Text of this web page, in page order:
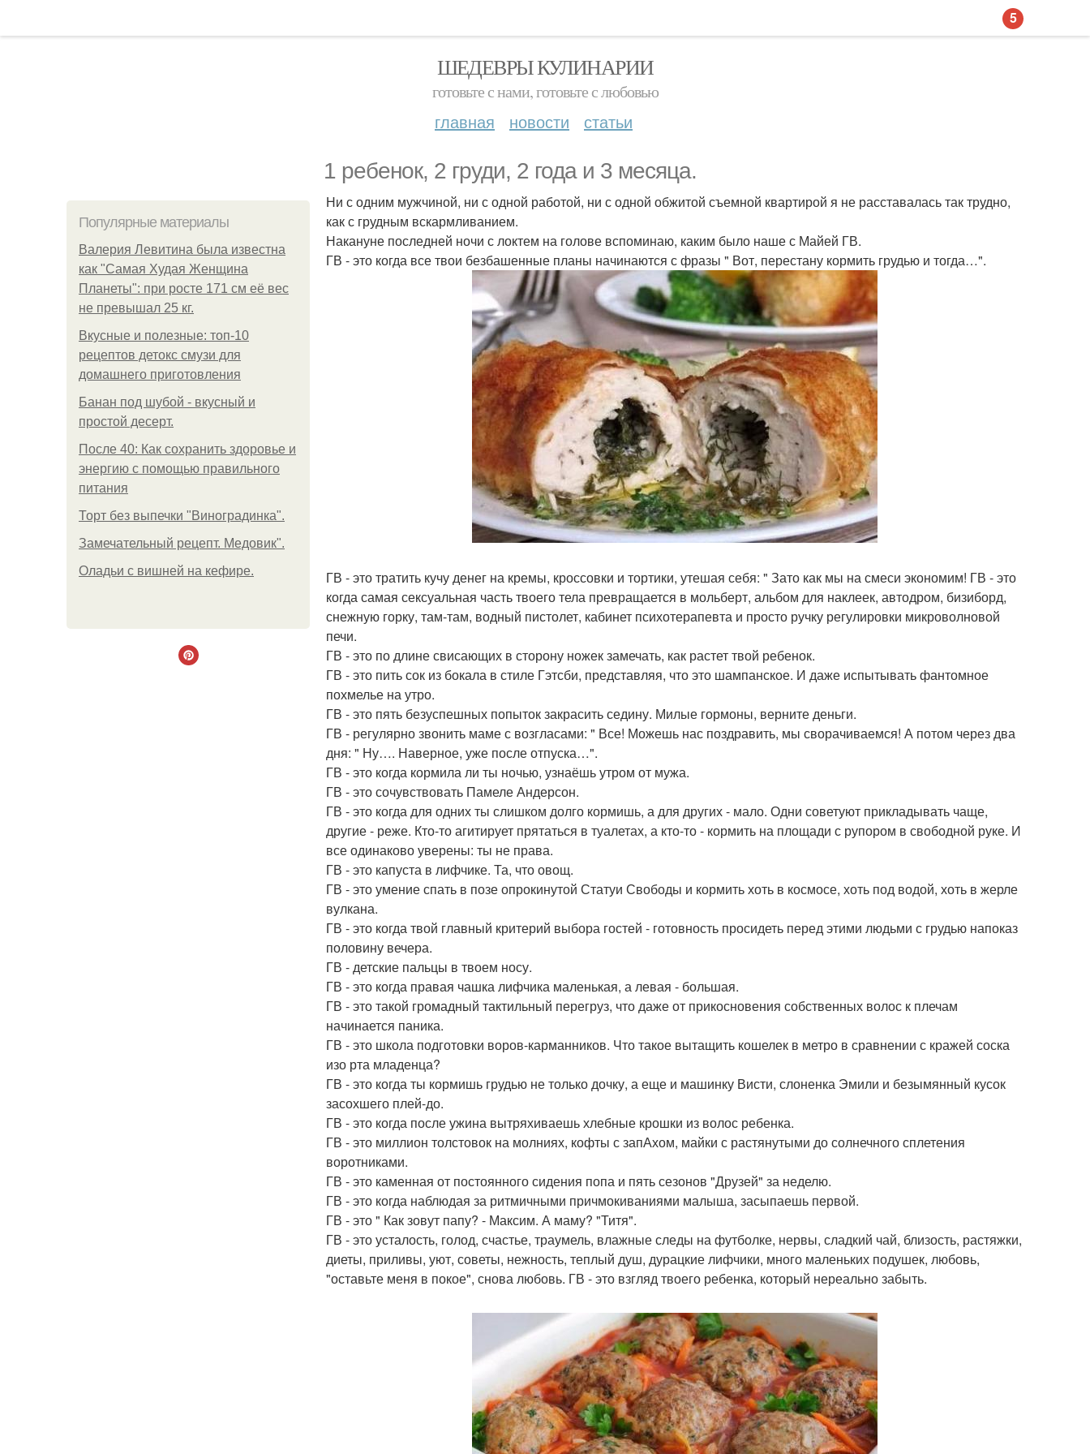
ШЕДЕВРЫ КУЛИНАРИИ
готовьте с нами, готовьте с любовью
главная новости статьи
1 ребенок, 2 груди, 2 года и 3 месяца.
Популярные материалы
Валерия Левитина была известна
как "Самая Худая Женщина
Планеты": при росте 171 см её вес
не превышал 25 кг.
Вкусные и полезные: топ-10
рецептов детокс смузи для
домашнего приготовления
Банан под шубой - вкусный и
простой десерт.
После 40: Как сохранить здоровье и
энергию с помощью правильного
питания
Торт без выпечки "Виноградинка".
Замечательный рецепт. Медовик".
Оладьи с вишней на кефире.
Ни с одним мужчиной, ни с одной работой, ни с одной обжитой съемной квартирой я не расставалась так трудно,
как с грудным вскармливанием.
Накануне последней ночи с локтем на голове вспоминаю, каким было наше с Майей ГВ.
ГВ - это когда все твои безбашенные планы начинаются с фразы " Вот, перестану кормить грудью и тогда…".
ГВ - это тратить кучу денег на кремы, кроссовки и тортики, утешая себя: " Зато как мы на смеси экономим! ГВ - это
когда самая сексуальная часть твоего тела превращается в мольберт, альбом для наклеек, автодром, бизиборд,
снежную горку, там-там, водный пистолет, кабинет психотерапевта и просто ручку регулировки микроволновой
печи.
ГВ - это по длине свисающих в сторону ножек замечать, как растет твой ребенок.
ГВ - это пить сок из бокала в стиле Гэтсби, представляя, что это шампанское. И даже испытывать фантомное
похмелье на утро.
ГВ - это пять безуспешных попыток закрасить седину. Милые гормоны, верните деньги.
ГВ - регулярно звонить маме с возгласами: " Все! Можешь нас поздравить, мы сворачиваемся! А потом через два
дня: " Ну…. Наверное, уже после отпуска…".
ГВ - это когда кормила ли ты ночью, узнаёшь утром от мужа.
ГВ - это сочувствовать Памеле Андерсон.
ГВ - это когда для одних ты слишком долго кормишь, а для других - мало. Одни советуют прикладывать чаще,
другие - реже. Кто-то агитирует прятаться в туалетах, а кто-то - кормить на площади с рупором в свободной руке. И
все одинаково уверены: ты не права.
ГВ - это капуста в лифчике. Та, что овощ.
ГВ - это умение спать в позе опрокинутой Статуи Свободы и кормить хоть в космосе, хоть под водой, хоть в жерле
вулкана.
ГВ - это когда твой главный критерий выбора гостей - готовность просидеть перед этими людьми с грудью напоказ
половину вечера.
ГВ - детские пальцы в твоем носу.
ГВ - это когда правая чашка лифчика маленькая, а левая - большая.
ГВ - это такой громадный тактильный перегруз, что даже от прикосновения собственных волос к плечам
начинается паника.
ГВ - это школа подготовки воров-карманников. Что такое вытащить кошелек в метро в сравнении с кражей соска
изо рта младенца?
ГВ - это когда ты кормишь грудью не только дочку, а еще и машинку Висти, слоненка Эмили и безымянный кусок
засохшего плей-до.
ГВ - это когда после ужина вытряхиваешь хлебные крошки из волос ребенка.
ГВ - это миллион толстовок на молниях, кофты с запАхом, майки с растянутыми до солнечного сплетения
воротниками.
ГВ - это каменная от постоянного сидения попа и пять сезонов "Друзей" за неделю.
ГВ - это когда наблюдая за ритмичными причмокиваниями малыша, засыпаешь первой.
ГВ - это " Как зовут папу? - Максим. А маму? "Титя".
ГВ - это усталость, голод, счастье, траумель, влажные следы на футболке, нервы, сладкий чай, близость, растяжки,
диеты, приливы, уют, советы, нежность, теплый душ, дурацкие лифчики, много маленьких подушек, любовь,
"оставьте меня в покое", снова любовь. ГВ - это взгляд твоего ребенка, который нереально забыть.
5